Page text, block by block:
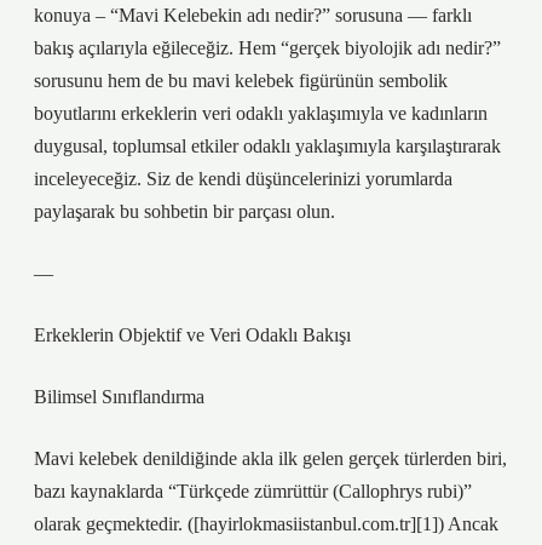
konuya – “Mavi Kelebekin adı nedir?” sorusuna — farklı
bakış açılarıyla eğileceğiz. Hem “gerçek biyolojik adı nedir?”
sorusunu hem de bu mavi kelebek figürünün sembolik
boyutlarını erkeklerin veri odaklı yaklaşımıyla ve kadınların
duygusal, toplumsal etkiler odaklı yaklaşımıyla karşılaştırarak
inceleyeceğiz. Siz de kendi düşüncelerinizi yorumlarda
paylaşarak bu sohbetin bir parçası olun.
—
Erkeklerin Objektif ve Veri Odaklı Bakışı
Bilimsel Sınıflandırma
Mavi kelebek denildiğinde akla ilk gelen gerçek türlerden biri,
bazı kaynaklarda “Türkçede zümrüttür (Callophrys rubi)”
olarak geçmektedir. ([hayirlokmasiistanbul.com.tr][1]) Ancak